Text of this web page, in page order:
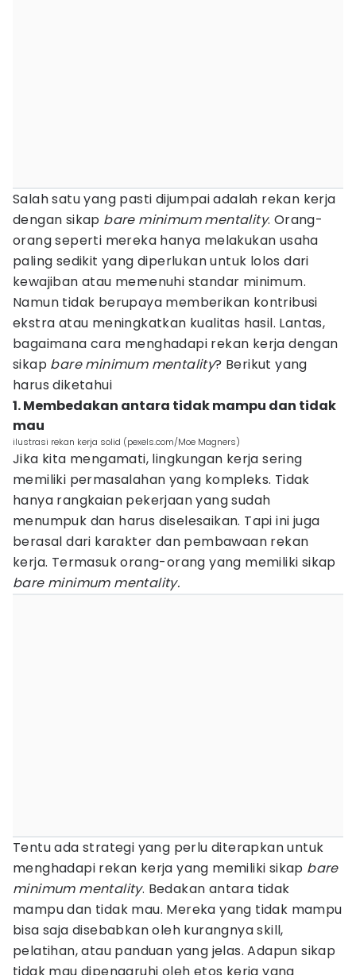
Salah satu yang pasti dijumpai adalah rekan kerja
dengan sikap bare minimum mentality. Orang-
orang seperti mereka hanya melakukan usaha
paling sedikit yang diperlukan untuk lolos dari
kewajiban atau memenuhi standar minimum.
Namun tidak berupaya memberikan kontribusi
ekstra atau meningkatkan kualitas hasil. Lantas,
bagaimana cara menghadapi rekan kerja dengan
sikap bare minimum mentality? Berikut yang
harus diketahui
1. Membedakan antara tidak mampu dan tidak
mau
ilustrasi rekan kerja solid (pexels.com/Moe Magners)
Jika kita mengamati, lingkungan kerja sering
memiliki permasalahan yang kompleks. Tidak
hanya rangkaian pekerjaan yang sudah
menumpuk dan harus diselesaikan. Tapi ini juga
berasal dari karakter dan pembawaan rekan
kerja. Termasuk orang-orang yang memiliki sikap
bare minimum mentality.
Tentu ada strategi yang perlu diterapkan untuk
menghadapi rekan kerja yang memiliki sikap bare
minimum mentality. Bedakan antara tidak
mampu dan tidak mau. Mereka yang tidak mampu
bisa saja disebabkan oleh kurangnya skill,
pelatihan, atau panduan yang jelas. Adapun sikap